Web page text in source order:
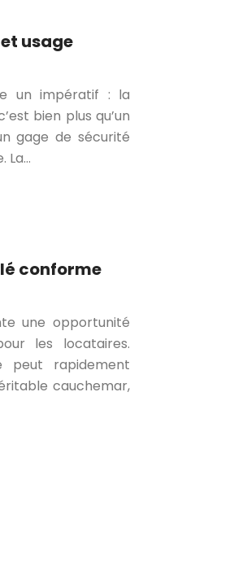
usage
un impératif : la
bien plus qu’un
gage de sécurité
La…
conforme
une opportunité
les locataires.
peut rapidement
cauchemar,